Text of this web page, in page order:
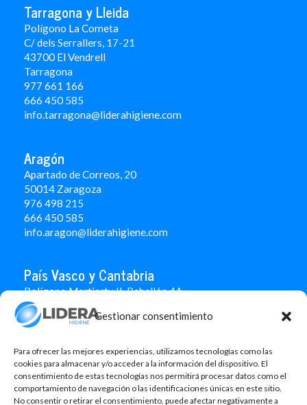
Gestionar consentimiento
Para ofrecer las mejores experiencias, utilizamos tecnologías como las
cookies para almacenar y/o acceder a la información del dispositivo. El
consentimiento de estas tecnologías nos permitirá procesar datos como el
comportamiento de navegación o las identificaciones únicas en este sitio.
No consentir o retirar el consentimiento, puede afectar negativamente a
Tarragona y Lleida
Polígono La Cometa
C/ dels Serrallers, 17-21
43700 El Vendrell
Tarragona
977 661 166
666 450 585
info.tarragona@liderahigiene.com
Aragón
Apartado de Correos, 20
50014 Zaragoza
976 498 215
666 450 585
info.aragon@liderahigiene.com
País Vasco y Cantabria
Polígono Martiartu II. Pabellón 4A
48480 Arrigorriaga
Bizkaia
666 451 184
info.paisvasco@liderahigiene.com
Linked In